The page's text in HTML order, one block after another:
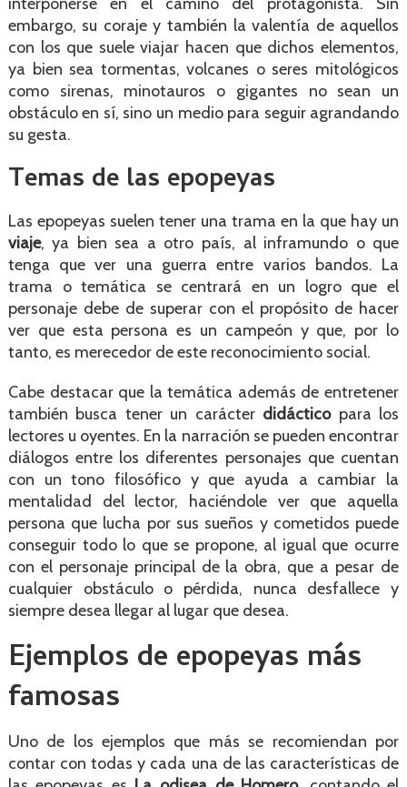
embargo, su coraje y también la valentía de aquellos
con los que suele viajar hacen que dichos elementos,
ya bien sea tormentas, volcanes o seres mitológicos
como sirenas, minotauros o gigantes no sean un
obstáculo en sí, sino un medio para seguir agrandando
su gesta.
Temas de las epopeyas
Las epopeyas suelen tener una trama en la que hay un
viaje, ya bien sea a otro país, al inframundo o que
tenga que ver una guerra entre varios bandos. La
trama o temática se centrará en un logro que el
personaje debe de superar con el propósito de hacer
ver que esta persona es un campeón y que, por lo
tanto, es merecedor de este reconocimiento social.
Cabe destacar que la temática además de entretener
también busca tener un carácter didácticopara los
lectores u oyentes. En la narración se pueden encontrar
diálogos entre los diferentes personajes que cuentan
con un tono filosófico y que ayuda a cambiar la
mentalidad del lector, haciéndole ver que aquella
persona que lucha por sus sueños y cometidos puede
conseguir todo lo que se propone, al igual que ocurre
con el personaje principal de la obra, que a pesar de
cualquier obstáculo o pérdida, nunca desfallece y
siempre desea llegar al lugar que desea.
Ejemplos de epopeyas más
famosas
Uno de los ejemplos que más se recomiendan por
contar con todas y cada una de las características de